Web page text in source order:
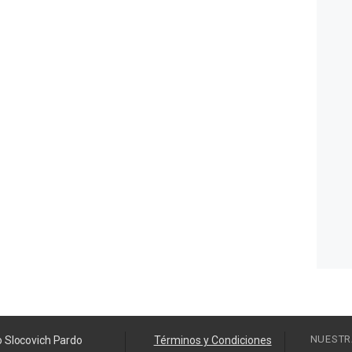
Slocovich Pardo Términos y Condiciones